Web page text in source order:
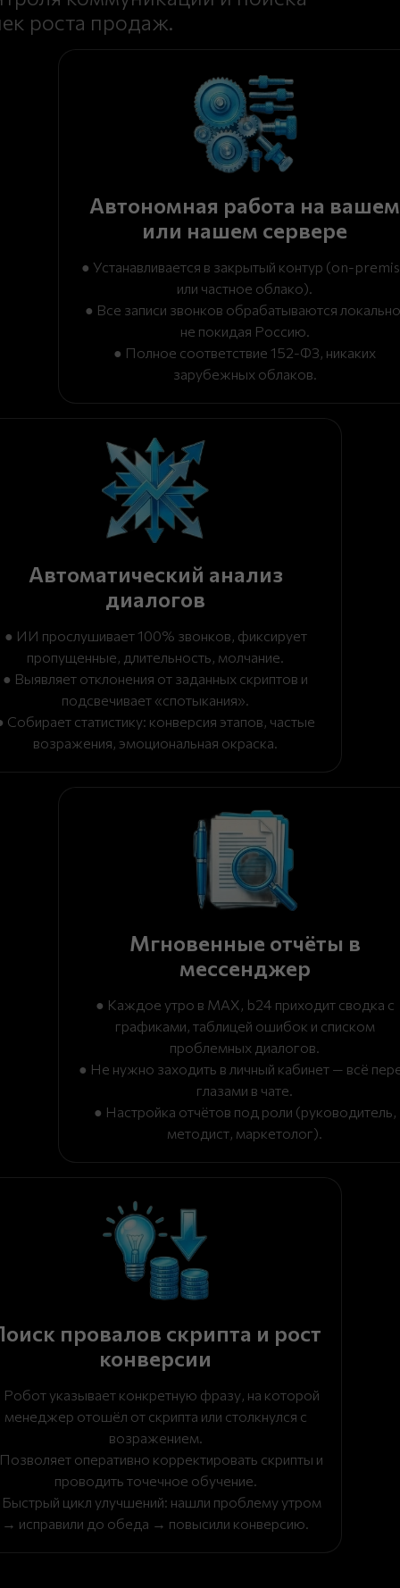
роста продаж.
Автономная работа на вашем
или нашем сервере
● Устанавливается в закрытый контур (on-
или частное облако).
● Все записи звонков обрабатываются
не покидая Россию.
● Полное соответствие 152-ФЗ, никаких
зарубежных облаков.
Автоматический анализ
диалогов
● ИИ прослушивает 100% звонков, фиксирует
пропущенные, длительность, молчание.
● Выявляет отклонения от заданных скриптов и
подсвечивает «спотыкания».
Собирает статистику: конверсия этапов, частые
возражения, эмоциональная окраска.
Мгновенные отчёты в
мессенджер
● Каждое утро в MAX, b24 приходит сводка с
графиками, таблицей ошибок и списком
проблемных диалогов.
● Не нужно заходить в личный кабинет — всё
глазами в чате.
● Настройка отчётов под роли (руководитель,
методист, маркетолог).
провалов скрипта и рост
конверсии
Робот указывает конкретную фразу, на которой
менеджер отошёл от скрипта или столкнулся с
возражением.
оперативно корректировать скрипты и
проводить точечное обучение.
цикл улучшений: нашли проблему утром
→ исправили до обеда → повысили конверсию.